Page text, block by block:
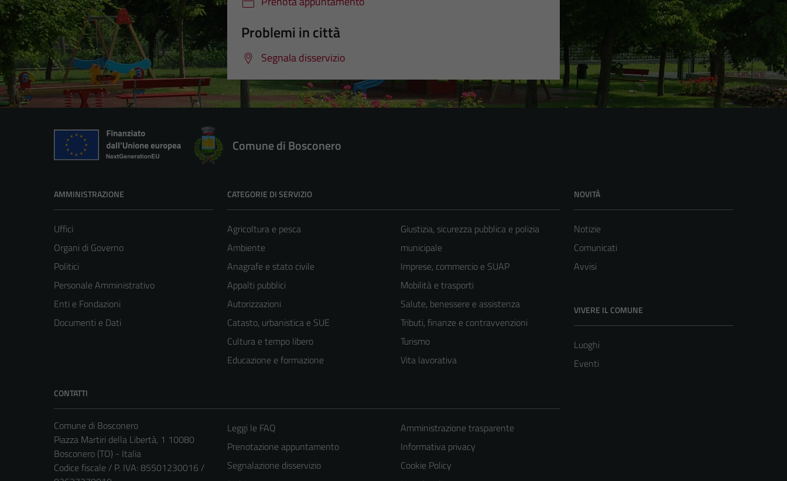
Problemi in città
Segnala disservizio
Comune di Bosconero
AMMINISTRAZIONE
Uffici
Organi di Governo
Politici
Personale Amministrativo
Enti e Fondazioni
Documenti e Dati
CATEGORIE DI SERVIZIO
Agricoltura e pesca
Ambiente
Anagrafe e stato civile
Appalti pubblici
Autorizzazioni
Catasto, urbanistica e SUE
Cultura e tempo libero
Educazione e formazione
Giustizia, sicurezza pubblica e polizia
municipale
Imprese, commercio e SUAP
Mobilità e trasporti
Salute, benessere e assistenza
Tributi, finanze e contravvenzioni
Turismo
Vita lavorativa
NOVITÀ
Notizie
Comunicati
Avvisi
VIVERE IL COMUNE
Luoghi
Eventi
CONTATTI
Comune di Bosconero
Piazza Martiri della Libertà, 1 10080
Bosconero (TO) - Italia
Codice fiscale / P. IVA: 85501230016 /
Leggi le FAQ
Prenotazione appuntamento
Segnalazione disservizio
Amministrazione trasparente
Informativa privacy
Cookie Policy